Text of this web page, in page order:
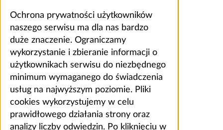
Ochrona prywatności użytkowników
naszego serwisu ma dla nas bardzo
duże znaczenie. Ograniczamy
wykorzystanie i zbieranie informacji o
użytkownikach serwisu do niezbędnego
minimum wymaganego do świadczenia
usług na najwyższym poziomie. Pliki
cookies wykorzystujemy w celu
prawidłowego działania strony oraz
analizy liczby odwiedzin. Po kliknięciu w